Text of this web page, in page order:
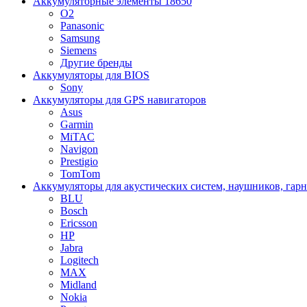
O2
Panasonic
Samsung
Siemens
Другие бренды
Аккумуляторы для BIOS
Sony
Аккумуляторы для GPS навигаторов
Asus
Garmin
MiTAC
Navigon
Prestigio
TomTom
Аккумуляторы для акустических систем, наушников,
BLU
Bosch
Ericsson
HP
Jabra
Logitech
MAX
Midland
Nokia